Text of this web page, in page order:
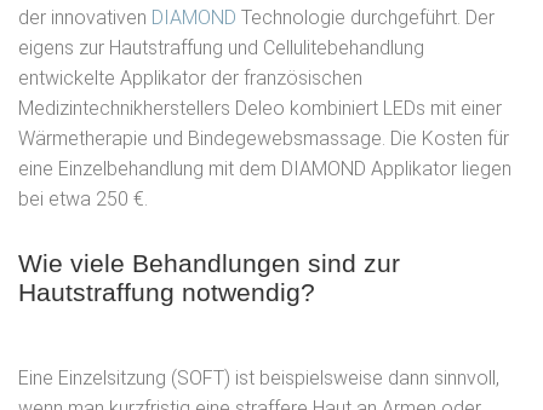
der innovativen DIAMOND Technologie durchgeführt. Der
eigens zur Hautstraffung und Cellulitebehandlung
entwickelte Applikator der französischen
Medizintechnikherstellers Deleo kombiniert LEDs mit einer
Wärmetherapie und Bindegewebsmassage. Die Kosten für
eine Einzelbehandlung mit dem DIAMOND Applikator liegen
bei etwa 250 €.
Wie viele Behandlungen sind zur
Hautstraffung notwendig?
Eine Einzelsitzung (SOFT) ist beispielsweise dann sinnvoll,